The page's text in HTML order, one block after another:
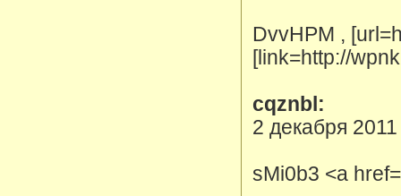
DvvHPM ,
[link=http://
cqznbl:
2 декабря 2011
sMi0b3 <a